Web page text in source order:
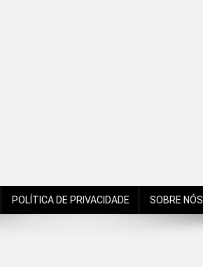
POLÍTICA DE PRIVACIDADE SOBRE NÓS